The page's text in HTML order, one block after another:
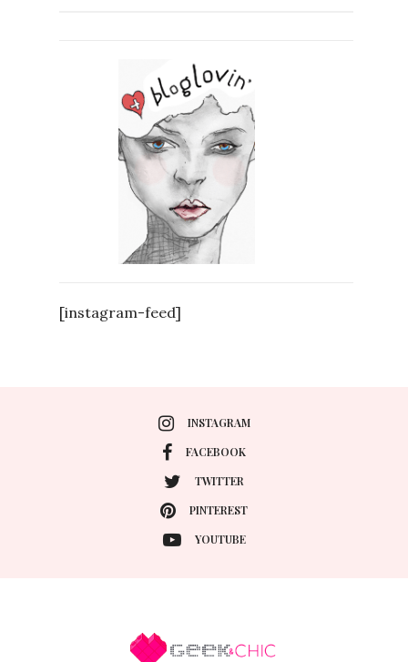
[instagram-feed]
INSTAGRAM
FACEBOOK
TWITTER
PINTEREST
YOUTUBE